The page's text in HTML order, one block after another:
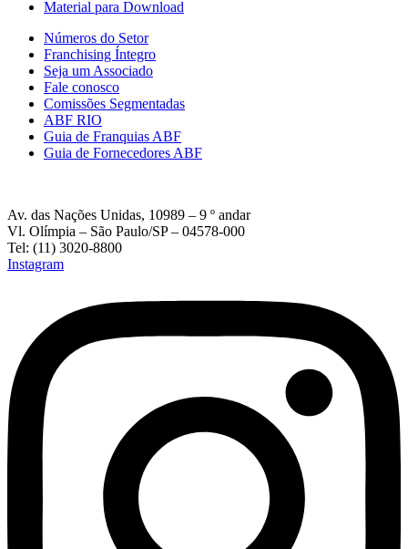
Material para Download
Números do Setor
Franchising Íntegro
Seja um Associado
Fale conosco
Comissões Segmentadas
ABF RIO
Guia de Franquias ABF
Guia de Fornecedores ABF
Av. das Nações Unidas, 10989 – 9 º andar
Vl. Olímpia – São Paulo/SP – 04578-000
Tel: (11) 3020-8800
Instagram